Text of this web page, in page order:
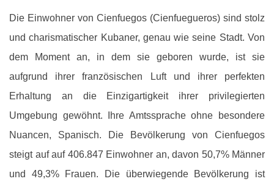
Die Einwohner von Cienfuegos (Cienfuegueros) sind stolz
und charismatischer Kubaner, genau wie seine Stadt. Von
dem Moment an, in dem sie geboren wurde, ist sie
aufgrund ihrer französischen Luft und ihrer perfekten
Erhaltung an die Einzigartigkeit ihrer privilegierten
Umgebung gewöhnt. Ihre Amtssprache ohne besondere
Nuancen, Spanisch. Die Bevölkerung von Cienfuegos
steigt auf auf 406.847 Einwohner an, davon 50,7% Männer
und 49,3% Frauen. Die überwiegende Bevölkerung ist